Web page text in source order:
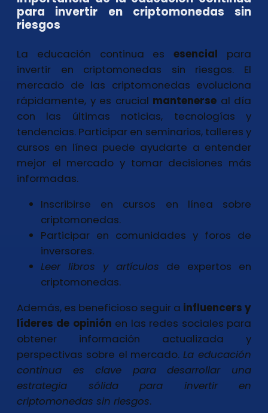
para invertir en criptomonedas sin
riesgos
La educación continua esesencial para
invertir en criptomonedas sin riesgos. El
mercado de las criptomonedas evoluciona
rápidamente, y es crucial mantenerse al día
con las últimas noticias, tecnologías y
tendencias. Participar en seminarios, talleres y
cursos en línea puede ayudarte a entender
mejor el mercado y tomar decisiones más
informadas.
Inscribirse en cursos en línea sobre
criptomonedas.
Participar en comunidades y foros de
inversores.
Leer libros y artículos de expertos en
criptomonedas.
Además, es beneficioso seguir a influencers y
líderes de opinión en las redes sociales para
obtener información actualizada y
perspectivas sobre el mercado.La educación
continua es clave para desarrollar una
estrategia sólida para invertir en
criptomonedas sin riesgos.